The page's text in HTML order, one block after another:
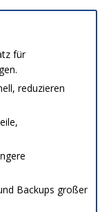
für
reduzieren
Backups großer